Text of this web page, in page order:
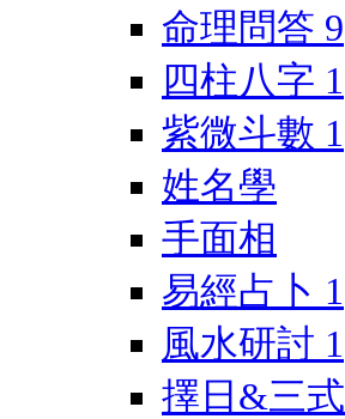
命理問答 9
四柱八字 1
紫微斗數 1
姓名學
手面相
易經占卜 1
風水研討 1
擇日&三式